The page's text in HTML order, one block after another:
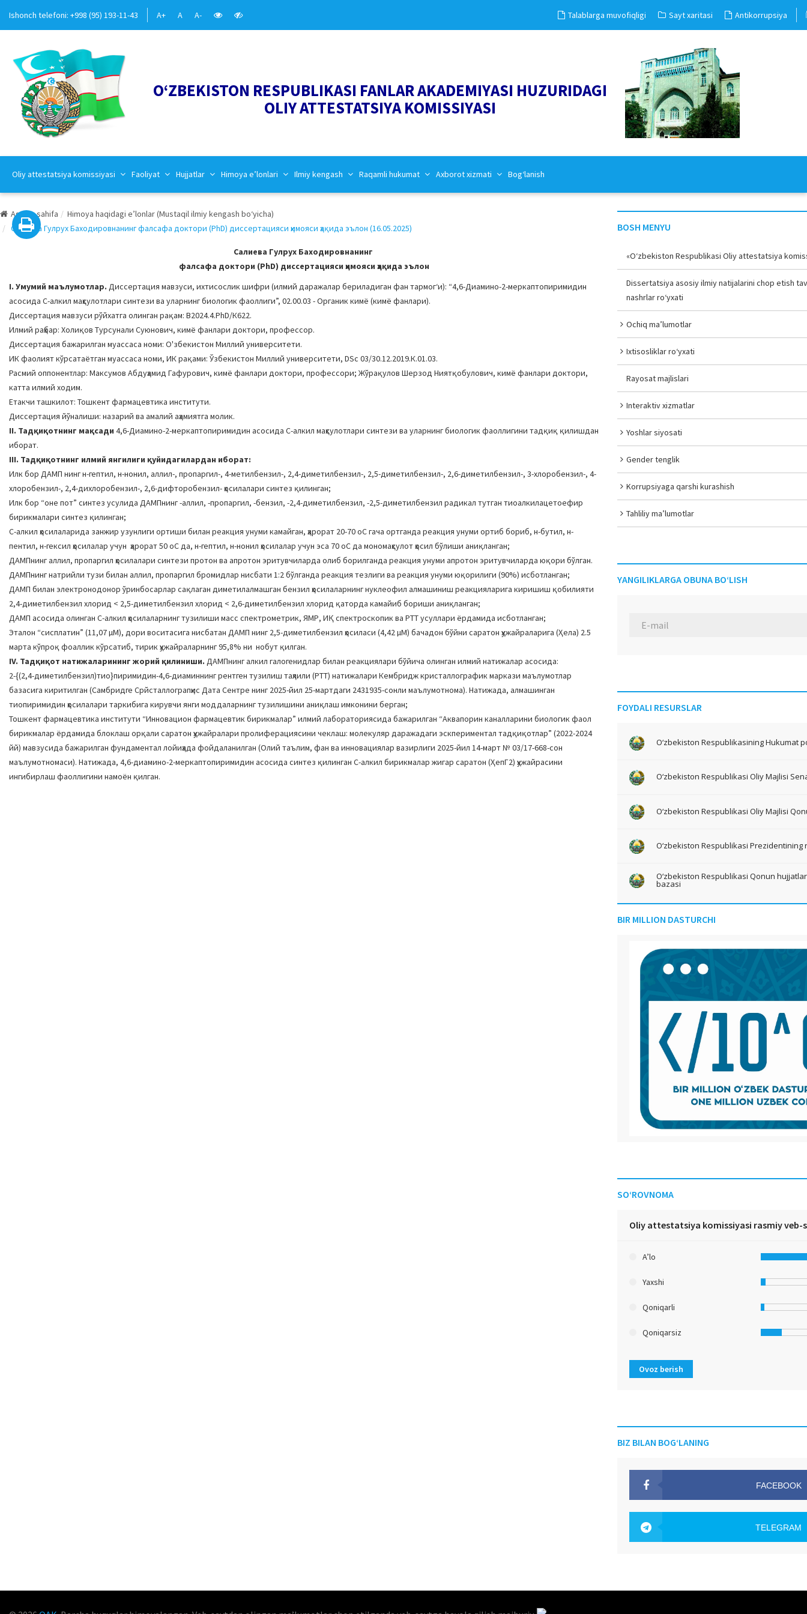
Ishonch telefoni: +998 (95) 193-11-43 A+ A A- Talablarga muvofiqligi Sayt xaritasi Antikorrupsiya
O‘ZBEKISTON RESPUBLIKASI FANLAR AKADEMIYASI HUZURIDAGI
OLIY ATTESTATSIYA KOMISSIYASI
Oliy attestatsiya komissiyasi Faoliyat Hujjatlar Himoya e’lonlari Ilmiy kengash Raqamli hukumat Axborot xizmati Bog‘lanish
Asosiy sahifa
Himoya haqidagi e’lonlar (Mustaqil ilmiy kengash bo‘yicha)
Салиева Гулрух Баходировнанинг фалсафа доктори (PhD) диссертацияси ҳимояси ҳақида эълон (16.05.2025)
Салиева Гулрух Баходировнанинг
фалсафа доктори (PhD) диссертацияси ҳимояси ҳақида эълон
I. Умумий маълумотлар. Диссертация мавзуси, ихтисослик шифри (илмий даражалар бериладиган фан тармогʻи): “4,6-Диамино-2-меркаптопиримидин
асосида С-алкил маҳсулотлари синтези ва уларнинг биологик фаоллиги”, 02.00.03 - Органик кимё (кимё фанлари).
Диссертация мавзуси рўйхатга олинган рақам: B2024.4.PhD/К622.
Илмий раҳбар: Холиқов Турсунали Суюнович, кимё фанлари доктори, профессор.
Диссертация бажарилган муассаса номи: О'збекистон Миллий университети.
ИК фаолият кўрсатаётган муассаса номи, ИК рақами: Ўзбекистон Миллий университети, DSc 03/30.12.2019.К.01.03.
Расмий оппонентлар: Максумов Абдуҳамид Гафурович, кимё фанлари доктори, профессори; Жўрақулов Шерзод Ниятқобулович, кимё фанлари доктори,
катта илмий ходим.
Етакчи ташкилот: Тошкент фармацевтика институти.
Диссертация йўналиши: назарий ва амалий аҳамиятга молик.
II. Тадқиқотнинг мақсади 4,6-Диамино-2-меркаптопиримидин асосида С-алкил маҳсулотлари синтези ва уларнинг биологик фаоллигини тадқиқ қилишдан
иборат.
III. Тадқиқотнинг илмий янгилиги қуйидагилардан иборат:
Илк бор ДАМП нинг н-гептил, н-нонил, аллил-, пропаргил-, 4-метилбензил-, 2,4-диметилбензил-, 2,5-диметилбензил-, 2,6-диметилбензил-, 3-хлоробензил-, 4-
хлоробензил-, 2,4-дихлоробензил-, 2,6-дифторобензил- ҳосилалари синтез қилинган;
Илк бор “оне пот” синтез усулида ДАМПнинг -аллил, -пропаргил, -бензил, -2,4-диметилбензил, -2,5-диметилбензил радикал тутган тиоалкилацетоефир
бирикмалари синтез қилинган;
С-алкил ҳосилаларида занжир узунлиги ортиши билан реакция унуми камайган, ҳарорат 20-70 оC гача ортганда реакция унуми ортиб бориб, н-бутил, н-
пентил, н-гексил ҳосилалар учун ҳарорат 50 оC да, н-гептил, н-нонил ҳосилалар учун эса 70 оC да мономаҳсулот ҳосил бўлиши аниқланган;
ДАМПнинг аллил, пропаргил ҳосилалари синтези протон ва апротон эритувчиларда олиб борилганда реакция унуми апротон эритувчиларда юқори бўлган.
ДАМПнинг натрийли тузи билан аллил, пропаргил бромидлар нисбати 1:2 бўлганда реакция тезлиги ва реакция унуми юқорилиги (90%) исботланган;
ДАМП билан электронодонор ўринбосарлар сақлаган диметилалмашган бензил ҳосилаларнинг нуклеофил алмашиниш реакцияларига киришиш қобилияти
2,4-диметилбензил хлорид < 2,5-диметилбензил хлорид < 2,6-диметилбензил хлорид қаторда камайиб бориши аниқланган;
ДАМП асосида олинган С-алкил ҳосилаларнинг тузилиши масс спектрометрик, ЯМР, ИҚ спектроскопик ва РТТ усуллари ёрдамида исботланган;
Эталон “сисплатин” (11,07 µМ), дори воситасига нисбатан ДАМП нинг 2,5-диметилбензил ҳосиласи (4,42 µМ) бачадон бўйни саратон ҳужайраларига (Ҳела) 2.5
марта кўпроқ фоаллик кўрсатиб, тирик ҳужайраларнинг 95,8% ни нобут қилган.
IV. Тадқиқот натижаларининг жорий қилиниши. ДАМПнинг алкил галогенидлар билан реакциялари бўйича олинган илмий натижалар асосида:
2-{(2,4-диметилбензил)тио}пиримидин-4,6-диаминнинг рентген тузилиш таҳлили (РТТ) натижалари Кембридж кристаллографик маркази маълумотлар
базасига киритилган (Cамбридге Cрйсталлограпҳиc Дата Cентре нинг 2025-йил 25-мартдаги 2431935-сонли маълумотнома). Натижада, алмашинган
тиопиримидин ҳосилалари таркибига кирувчи янги моддаларнинг тузилишини аниқлаш имконини берган;
Тошкент фармацевтика институти “Инновацион фармацевтик бирикмалар” илмий лабораториясида бажарилган “Аквапорин каналларини биологик фаол
бирикмалар ёрдамида блоклаш орқали саратон ҳужайралари пролиферациясини чеклаш: молекуляр даражадаги эскпериментал тадқиқотлар” (2022-2024
йй) мавзусида бажарилган фундаментал лойиҳада фойдаланилган (Олий таълим, фан ва инновациялар вазирлиги 2025-йил 14-март № 03/17-668-сон
маълумотномаси). Натижада, 4,6-диамино-2-меркаптопиримидин асосида синтез қилинган С-алкил бирикмалар жигар саратон (ҲепГ2) ҳужайрасини
ингибирлаш фаоллигини намоён қилган.
BOSH MENYU
«O‘zbekiston Respublikasi Oliy attestatsiya
Dissertatsiya asosiy ilmiy natijalarini chop etish
nashrlar ro‘yxati
Ochiq ma’lumotlar
Ixtisosliklar ro‘yxati
Rayosat majlislari
Interaktiv xizmatlar
Yoshlar siyosati
Gender tenglik
Korrupsiyaga qarshi kurashish
Tahliliy ma’lumotlar
YANGILIKLARGA OBUNA BO‘LISH
FOYDALI RESURSLAR
O‘zbekiston Respublikasining Hukumat
O‘zbekiston Respublikasi Oliy Majlisi
O‘zbekiston Respublikasi Oliy Majlisi
O‘zbekiston Respublikasi Prezidentining
O‘zbekiston Respublikasi Qonun
bazasi
BIR MILLION DASTURCHI
SO‘ROVNOMA
Oliy attestatsiya komissiyasi rasmiy
A’lo
Yaxshi
Qoniqarli
Qoniqarsiz
Ovoz berish
BIZ BILAN BOG‘LANING
FACEBOOK
TELEGRAM